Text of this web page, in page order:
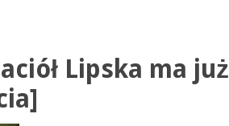
Lipska ma już